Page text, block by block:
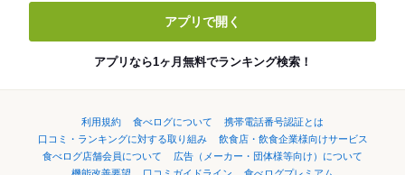
アプリで開く
アプリなら1ヶ月無料でランキング検索！
利用規約 食べログについて
携帯電話番号認証とは
口コミ・ランキングに対する取り組み
飲食店・飲食企業様向けサービス
食べログ店舗会員について
広告（メーカー・団体様等向け）について